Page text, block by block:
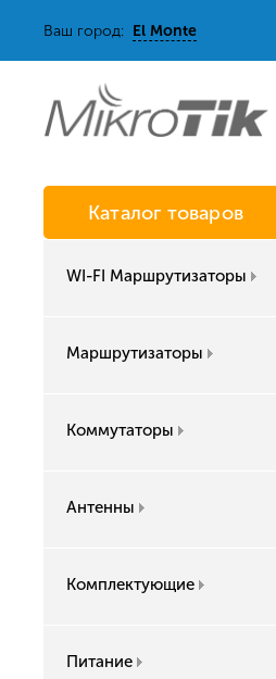
Ваш город: El Monte
Каталог товаров
WI-FI Маршрутизаторы
Маршрутизаторы
Коммутаторы
Антенны
Комплектующие
Питание